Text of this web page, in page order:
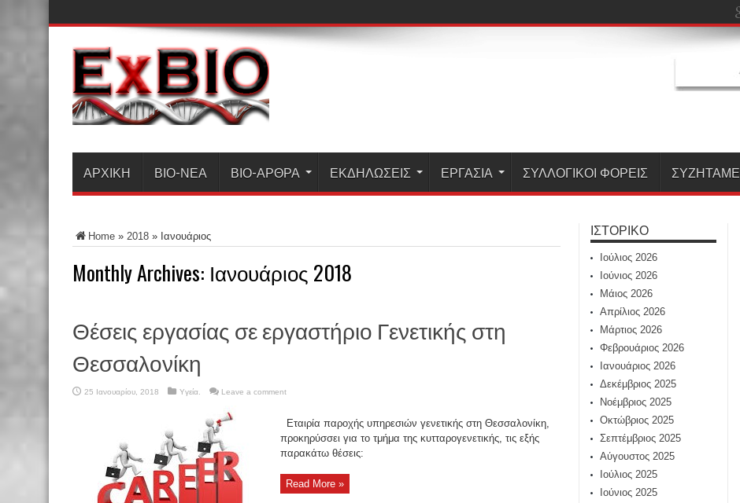
ΑΡΧΙΚΗ ΒΙΟ-ΝΈΑ ΒΙΟ-ΆΡΘΡΑ ΕΚΔΗΛΏΣΕΙΣ ΕΡΓΑΣΊΑ ΣΥΛΛΟΓΙΚΟΙ ΦΟΡΕΙΣ ΣΥΖΗΤΑΜΕ
Home » 2018 » Ιανουάριος
Monthly Archives: Ιανουάριος 2018
Θέσεις εργασίας σε εργαστήριο Γενετικής στη
Θεσσαλονίκη
25 Ιανουαρίου, 2018 Υγεία. Leave a comment
Εταιρία παροχής υπηρεσιών γενετικής στη Θεσσαλονίκη,
προκηρύσσει για το τμήμα της κυτταρογενετικής, τις εξής
παρακάτω θέσεις:
Read More »
ΙΣΤΟΡΙΚΌ
Ιούλιος 2026
Ιούνιος 2026
Μάιος 2026
Απρίλιος 2026
Μάρτιος 2026
Φεβρουάριος 2026
Ιανουάριος 2026
Δεκέμβριος 2025
Νοέμβριος 2025
Οκτώβριος 2025
Σεπτέμβριος 2025
Αύγουστος 2025
Ιούλιος 2025
Ιούνιος 2025